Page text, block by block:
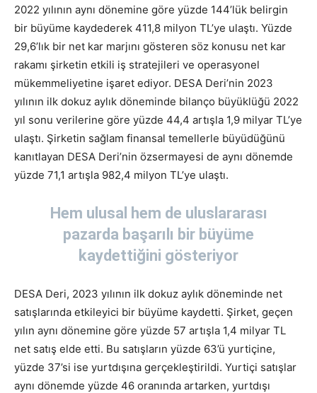
2022 yılının aynı dönemine göre yüzde 144’lük belirgin
bir büyüme kaydederek 411,8 milyon TL’ye ulaştı. Yüzde
29,6’lık bir net kar marjını gösteren söz konusu net kar
rakamı şirketin etkili iş stratejileri ve operasyonel
mükemmeliyetine işaret ediyor. DESA Deri’nin 2023
yılının ilk dokuz aylık döneminde bilanço büyüklüğü 2022
yıl sonu verilerine göre yüzde 44,4 artışla 1,9 milyar TL’ye
ulaştı. Şirketin sağlam finansal temellerle büyüdüğünü
kanıtlayan DESA Deri’nin özsermayesi de aynı dönemde
yüzde 71,1 artışla 982,4 milyon TL’ye ulaştı.
Hem ulusal hem de uluslararası
pazarda başarılı bir büyüme
kaydettiğini gösteriyor
DESA Deri, 2023 yılının ilk dokuz aylık döneminde net
satışlarında etkileyici bir büyüme kaydetti. Şirket, geçen
yılın aynı dönemine göre yüzde 57 artışla 1,4 milyar TL
net satış elde etti. Bu satışların yüzde 63’ü yurtiçine,
yüzde 37’si ise yurtdışına gerçekleştirildi. Yurtiçi satışlar
aynı dönemde yüzde 46 oranında artarken, yurtdışı